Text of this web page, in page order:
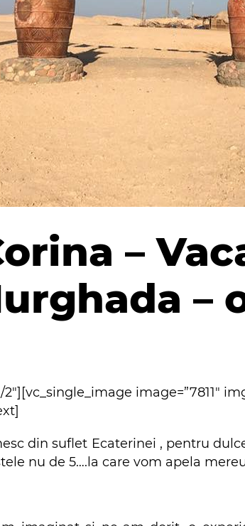
–
–
image=”7811″
din suflet Ecaterinei , pentru
nu de 5….la care vom apela